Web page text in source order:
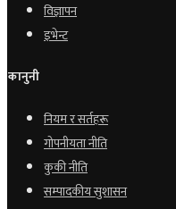
विज्ञापन
इभेन्ट
कानुनी
नियम र सर्तहरू
गोपनीयता नीति
कुकी नीति
सम्पादकीय सुशासन